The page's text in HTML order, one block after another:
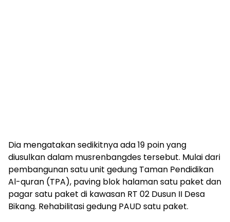
Dia mengatakan sedikitnya ada 19 poin yang
diusulkan dalam musrenbangdes tersebut. Mulai dari
pembangunan satu unit gedung Taman Pendidikan
Al-quran (TPA), paving blok halaman satu paket dan
pagar satu paket di kawasan RT 02 Dusun II Desa
Bikang. Rehabilitasi gedung PAUD satu paket.